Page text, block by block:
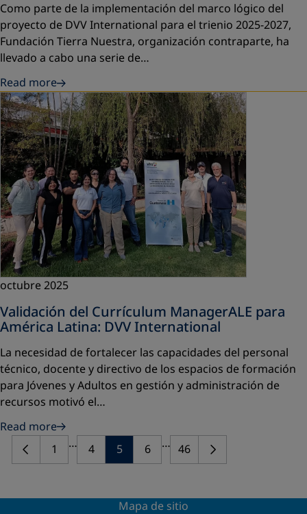
Como parte de la implementación del marco lógico del
proyecto de DVV International para el trienio 2025-2027,
Fundación Tierra Nuestra, organización contraparte, ha
llevado a cabo una serie de…
Read more
octubre 2025
Validación del Currículum ManagerALE para
América Latina: DVV International
La necesidad de fortalecer las capacidades del personal
técnico, docente y directivo de los espacios de formación
para Jóvenes y Adultos en gestión y administración de
recursos motivó el…
Read more
1
… 4 5 6 … 46
Mapa de sitio